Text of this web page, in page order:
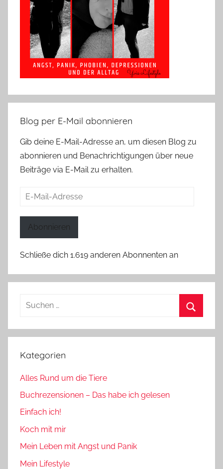
Blog per E-Mail abonnieren
Gib deine E-Mail-Adresse an, um diesen Blog zu
abonnieren und Benachrichtigungen über neue
Beiträge via E-Mail zu erhalten.
E-
Abonnieren
Schließe dich 1.619 anderen Abonnenten an
Suchen
Kategorien
Alles Rund um die Tiere
Buchrezensionen – Das habe ich gelesen
Einfach ich!
Koch mit mir
Mein Leben mit Angst und Panik
Mein Lifestyle